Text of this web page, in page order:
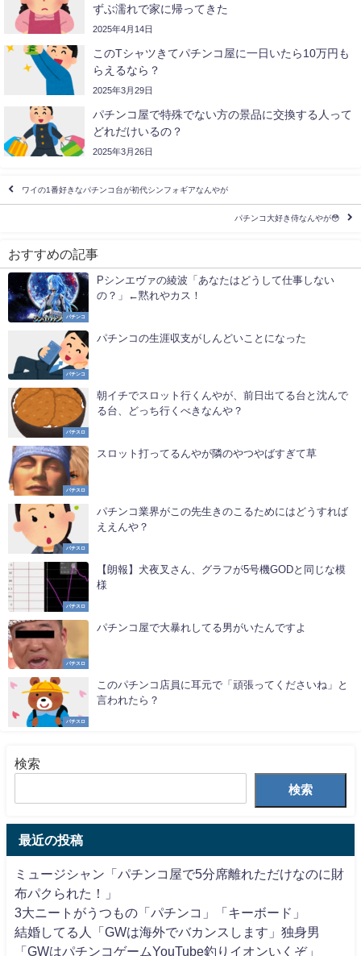
ずぶ濡れで家に帰ってきた
2025年4月14日
このTシャツきてパチンコ屋に一日いたら10万円も
らえるなら？
2025年3月29日
パチンコ屋で特殊でない方の景品に交換する人って
どれだけいるの？
2025年3月26日
ワイの1番好きなパチンコ台が初代シンフォギアなんやが
パチンコ大好き侍なんやが😳
おすすめの記事
パチンコ
Pシンエヴァの綾波「あなたはどうして仕事しない
の？」←黙れやカス！
パチンコ
パチンコの生涯収支がしんどいことになった
パチスロ
朝イチでスロット行くんやが、前日出てる台と沈んで
る台、どっち行くべきなんや？
パチスロ
スロット打ってるんやが隣のやつやばすぎて草
パチスロ
パチンコ業界がこの先生きのこるためにはどうすれば
ええんや？
パチスロ
【朗報】犬夜叉さん、グラフが5号機GODと同じな模
様
パチスロ
パチンコ屋で大暴れしてる男がいたんですよ
パチスロ
このパチンコ店員に耳元で「頑張ってくださいね」と
言われたら？
検索
検索
最近の投稿
ミュージシャン「パチンコ屋で5分席離れただけなのに財
布パクられた！」
3大ニートがうつもの「パチンコ」「キーボード」
結婚してる人「GWは海外でバカンスします」独身男
「GWはパチンコゲームYouTube釣りイオンいくぞ」